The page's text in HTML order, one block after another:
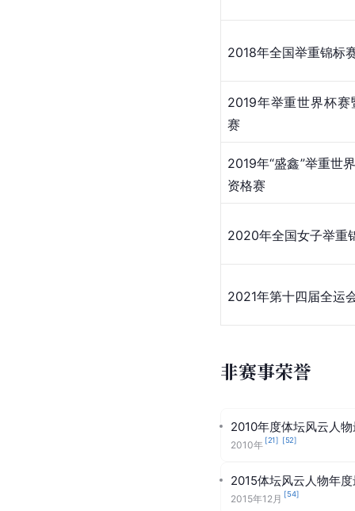
2018年全国举重锦标
2019年举重世界杯赛
赛
2019年“盛鑫”举重世
资格赛
2020年全国女子举重
2021年第十四届全运
非赛事荣誉
2010年度体坛风云人
2010年 [21] [52]
2015体坛风云人物年
2015年12月 [54]